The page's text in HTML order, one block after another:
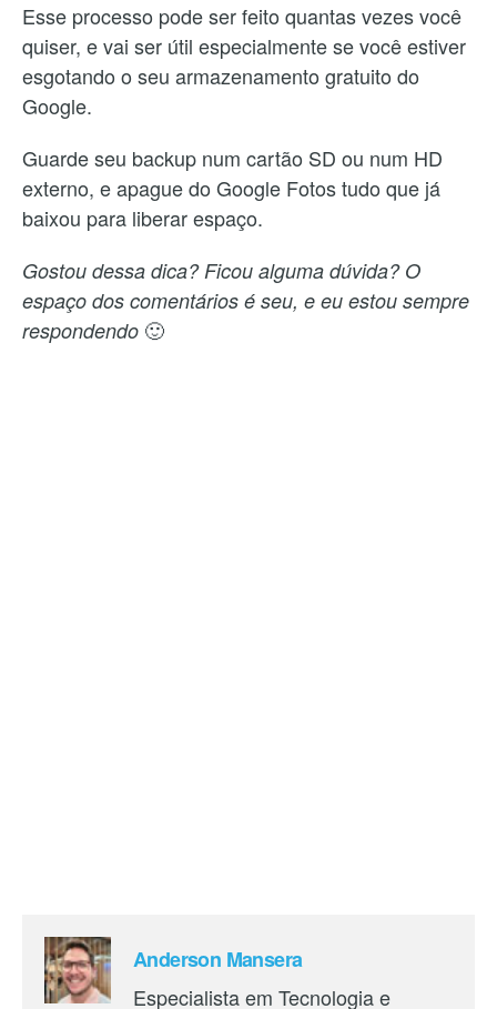
Esse processo pode ser feito quantas vezes você
quiser, e vai ser útil especialmente se você estiver
esgotando o seu armazenamento gratuito do
Google.
Guarde seu backup num cartão SD ou num HD
externo, e apague do Google Fotos tudo que já
baixou para liberar espaço.
Gostou dessa dica? Ficou alguma dúvida? O
espaço dos comentários é seu, e eu estou sempre
respondendo 🙂
Anderson Mansera
Especialista em Tecnologia e